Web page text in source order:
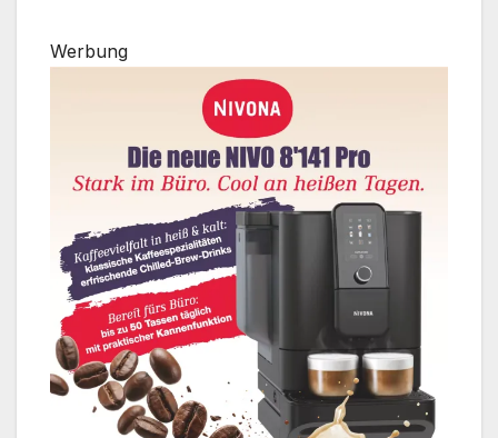
Werbung